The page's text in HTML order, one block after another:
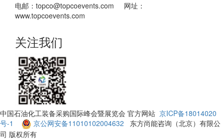
电邮：topco@topcoevents.com 网址：
www.topcoevents.com
关注我们
中国石油化工装备采购国际峰会暨展览会 官方网站 京ICP备18014020
号-1
京公网安备11010102004632 东方尚能咨询（北京）有限公
司 版权所有